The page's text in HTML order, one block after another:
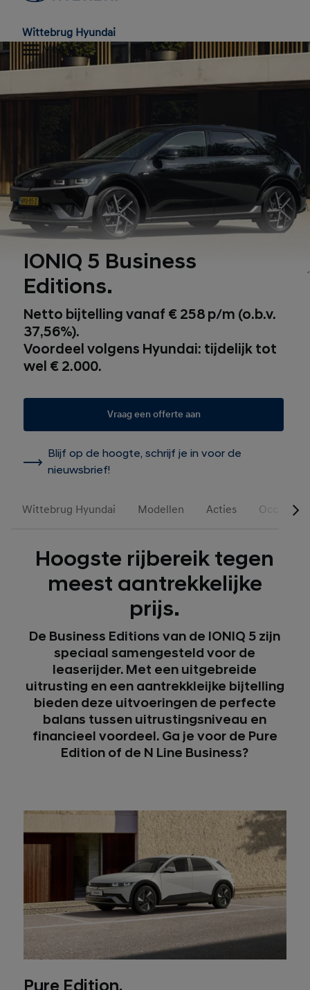
Wittebrug Hyundai
Menu
IONIQ 5 Business
Editions.
Netto bijtelling vanaf € 258 p/m (o.b.v.
37,56%).
Voordeel volgens Hyundai: tijdelijk tot
wel € 2.000.
Vraag een offerte aan
Blijf op de hoogte, schrijf je in voor de
nieuwsbrief!
Wittebrug Hyundai Modellen Acties Occasions
Hoogste rijbereik tegen
meest aantrekkelijke
prijs.
De Business Editions van de IONIQ 5 zijn
speciaal samengesteld voor de
leaserijder. Met een uitgebreide
uitrusting en een aantrekkleijke bijtelling
bieden deze uitvoeringen de perfecte
balans tussen uitrustingsniveau en
financieel voordeel. Ga je voor de Pure
Edition of de N Line Business?